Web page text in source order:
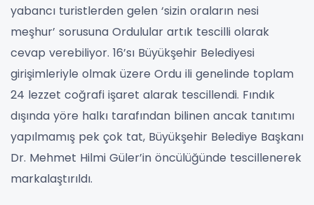
yabancı turistlerden gelen ‘sizin oraların nesi
meşhur’ sorusuna Ordulular artık tescilli olarak
cevap verebiliyor. 16’sı Büyükşehir Belediyesi
girişimleriyle olmak üzere Ordu ili genelinde toplam
24 lezzet coğrafi işaret alarak tescillendi. Fındık
dışında yöre halkı tarafından bilinen ancak tanıtımı
yapılmamış pek çok tat, Büyükşehir Belediye Başkanı
Dr. Mehmet Hilmi Güler’in öncülüğünde tescillenerek
markalaştırıldı.